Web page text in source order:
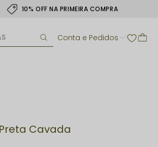
10% OFF NA PRIMEIRA COMPRA
Conta e Pedidos
Cavada